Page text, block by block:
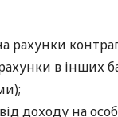
рахунки
в інших
доходу на